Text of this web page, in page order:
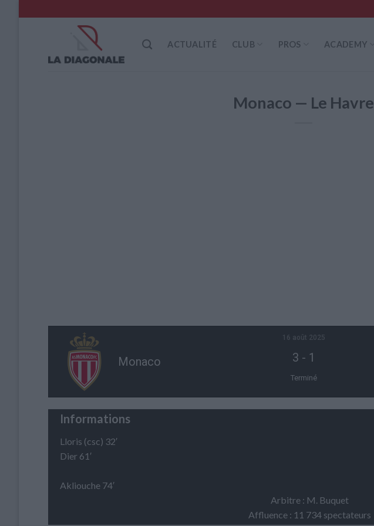
to
ACTUALITÉ CLUB PROS ACADEMY
Monaco — Le Havre
Monaco
16 août 2025
3 - 1
Terminé
Informations
Lloris (csc) 32′
Dier 61′
Akliouche 74′
Arbitre : M. Buquet
Affluence : 11 734 spectateurs